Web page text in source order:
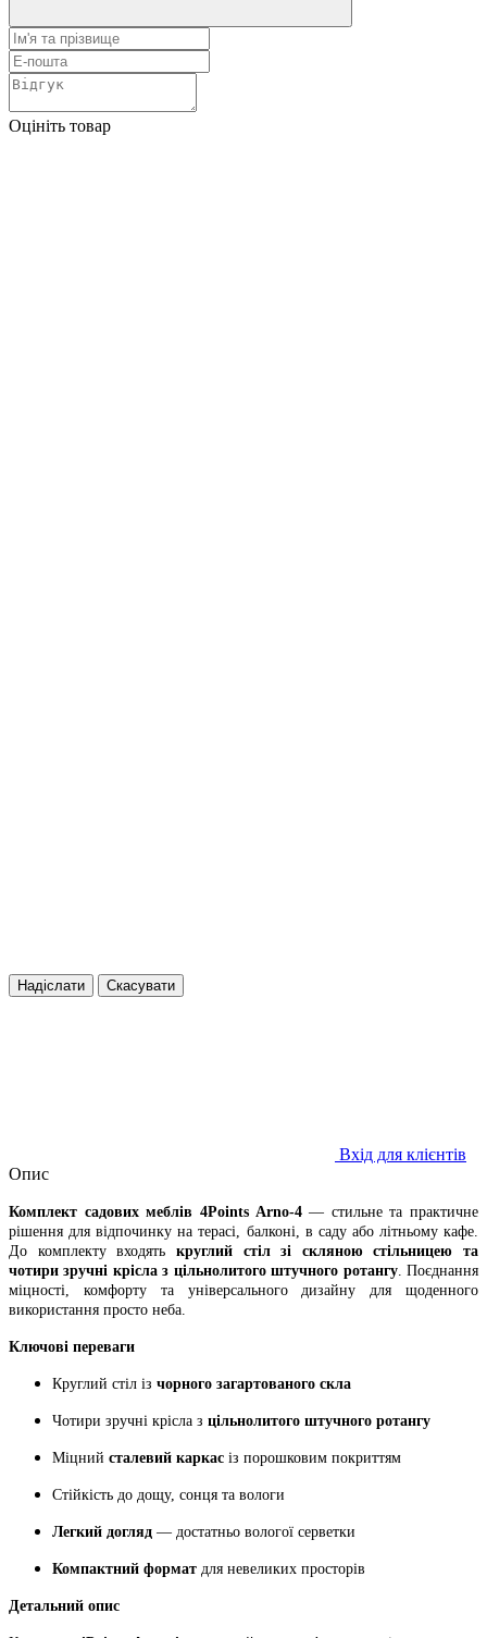
Оцініть товар
Надіслати Скасувати
Вхід для клієнтів
Опис
Комплект садових меблів 4Points Arno-4— стильне та практичне
рішення для відпочинку на терасі, балконі, в саду або літньому кафе.
До комплекту входять круглий стіл зі скляною стільницею та
чотири зручні крісла з цільнолитогоштучного ротангу. Поєднання
міцності, комфорту та універсального дизайну для щоденного
використання просто неба.
Ключові переваги
Круглий стіл із чорного загартованого скла
Чотири зручні крісла з цільнолитого штучного ротангу
Міцний сталевий каркас із порошковим покриттям
Стійкість до дощу, сонця та вологи
Легкий догляд — достатньо вологої серветки
Компактний формат для невеликих просторів
Детальний опис